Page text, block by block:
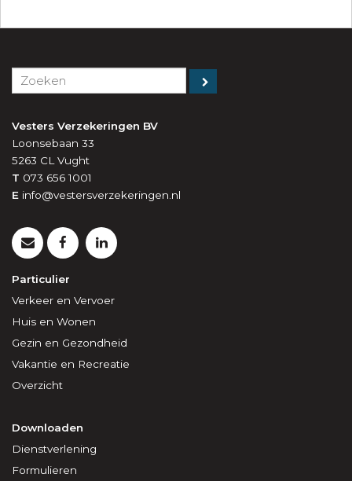
Vesters Verzekeringen BV
Loonsebaan 33
5263 CL Vught
T 073 656 1001
E info@vestersverzekeringen.nl
Particulier
Verkeer en Vervoer
Huis en Wonen
Gezin en Gezondheid
Vakantie en Recreatie
Overzicht
Downloaden
Dienstverlening
Formulieren